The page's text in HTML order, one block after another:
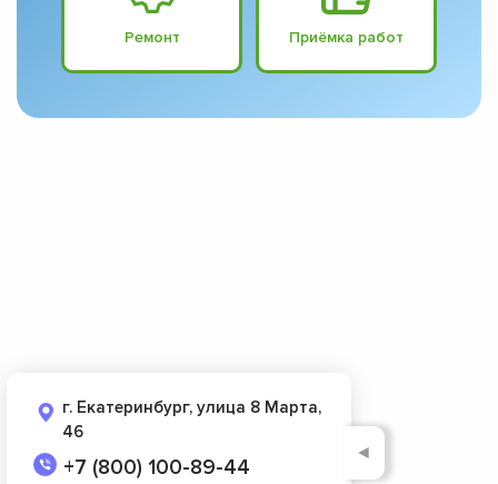
Ремонт Приёмка работ
г. Екатеринбург, улица 8 Марта,
46
+7 (800) 100-89-44
◄